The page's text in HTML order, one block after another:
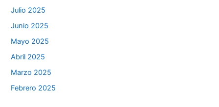
Julio 2025
Junio 2025
Mayo 2025
Abril 2025
Marzo 2025
Febrero 2025